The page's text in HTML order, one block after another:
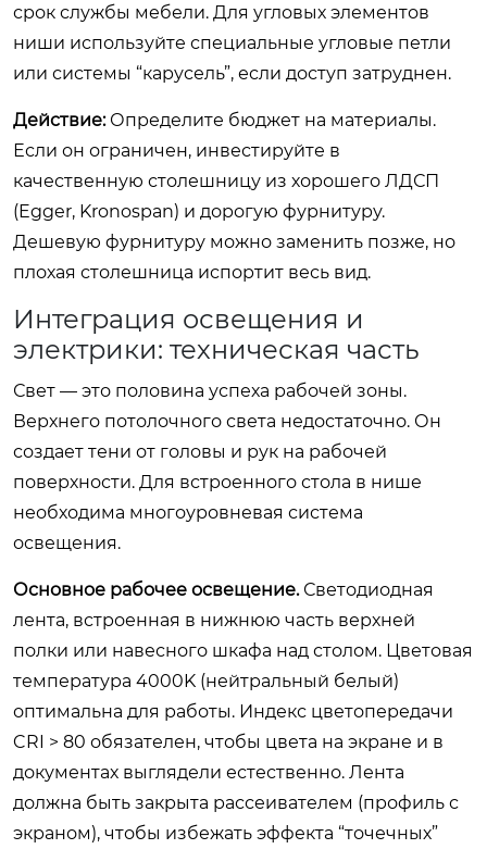
срок службы мебели. Для угловых элементов
ниши используйте специальные угловые петли
или системы “карусель”, если доступ затруднен.
Действие:Определите бюджет на материалы.
Если он ограничен, инвестируйте в
качественную столешницу из хорошего ЛДСП
(Egger, Kronospan) и дорогую фурнитуру.
Дешевую фурнитуру можно заменить позже, но
плохая столешница испортит весь вид.
Интеграция освещения и
электрики: техническая часть
Свет — это половина успеха рабочей зоны.
Верхнего потолочного света недостаточно. Он
создает тени от головы и рук на рабочей
поверхности. Для встроенного стола в нише
необходима многоуровневая система
освещения.
Основное рабочее освещение.Светодиодная
лента, встроенная в нижнюю часть верхней
полки или навесного шкафа над столом. Цветовая
температура 4000K (нейтральный белый)
оптимальна для работы. Индекс цветопередачи
CRI > 80 обязателен, чтобы цвета на экране и в
документах выглядели естественно. Лента
должна быть закрыта рассеивателем (профиль с
экраном), чтобы избежать эффекта “точечных”